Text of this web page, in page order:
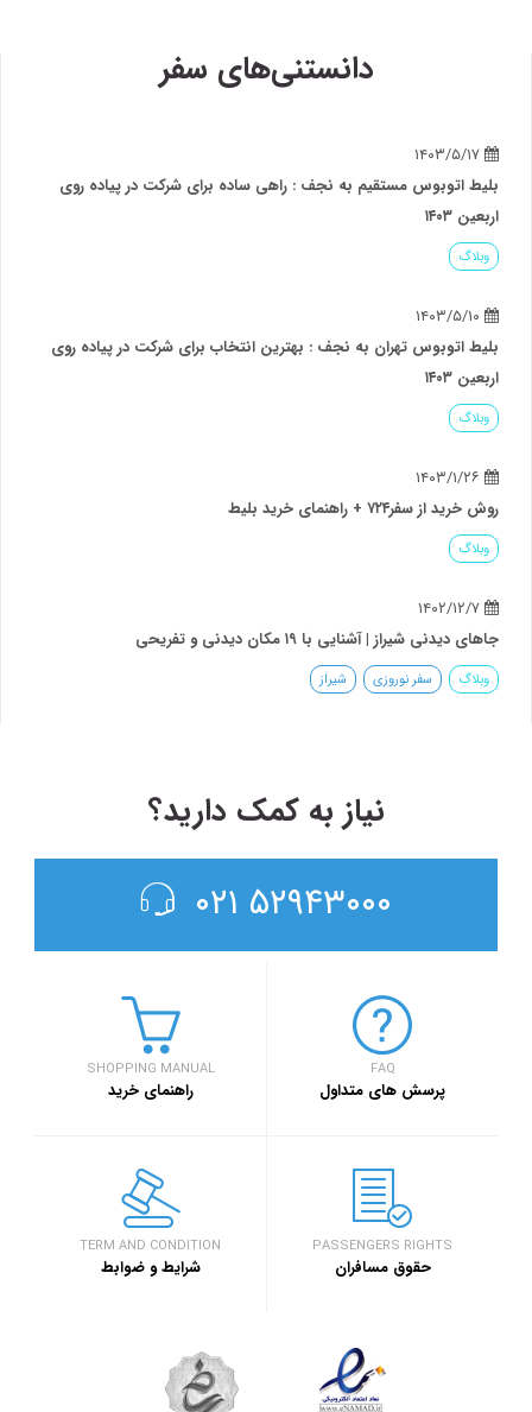
دانستنی‌های سفر
بلیط اتوبوس مستقیم به نجف : راهی ساده برای شرکت در پیاده روی
اربعین ۱۴۰۳
وبلاگ
بلیط اتوبوس تهران به نجف : بهترین انتخاب برای شرکت در پیاده روی
اربعین ۱۴۰۳
وبلاگ
روش خرید از سفر۷۲۴ + راهنمای خرید بلیط
وبلاگ
جاهای دیدنی شیراز | آشنایی با ۱۹ مکان دیدنی و تفریحی
وبلاگ سفر نوروزی شیراز
نیاز به کمک دارید؟
۵۲۹۴۳۰۰۰ ۰۲۱
SHOPPING MANUAL
راهنمای خرید
FAQ
پرسش های متداول
TERM AND CONDITION
شرایط و ضوابط
PASSENGERS RIGHTS
حقوق مسافران